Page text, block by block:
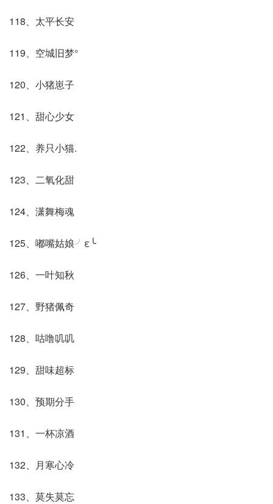
118、太平长安
119、空城旧梦°
120、小猪崽子
121、甜心少女
122、养只小猫.
123、二氧化甜
124、潇舞梅魂
125、嘟嘴姑娘╯ε╰
126、一叶知秋
127、野猪佩奇
128、咕噜叽叽
129、甜味超标
130、预期分手
131、一杯凉酒
132、月寒心冷
133、莫失莫忘